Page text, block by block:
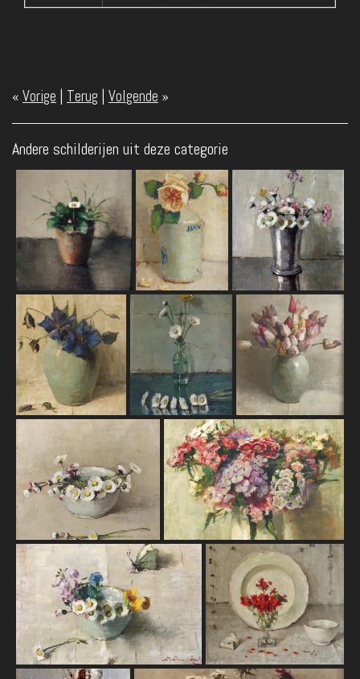
« Vorige | Terug | Volgende »
Andere schilderijen uit deze categorie